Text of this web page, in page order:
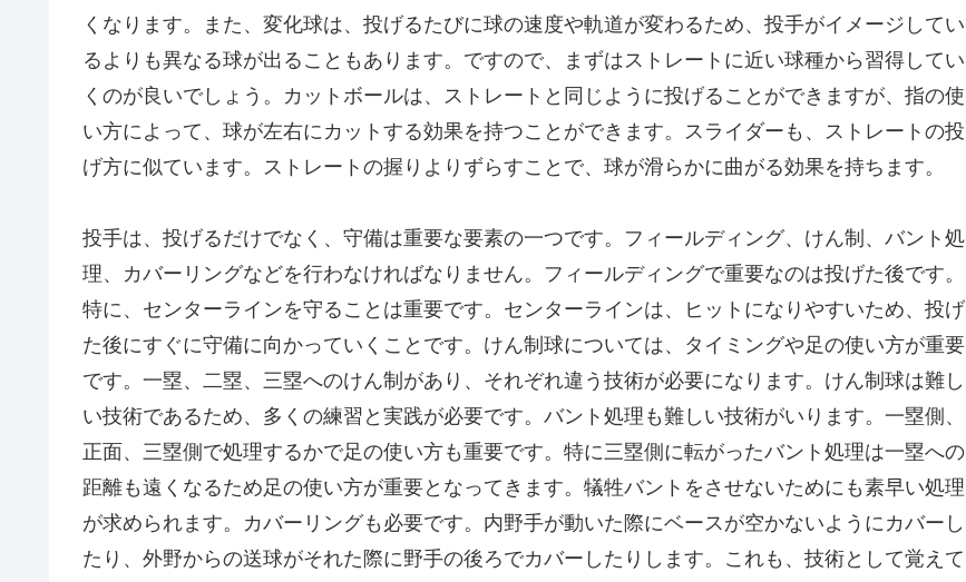
くなります。また、変化球は、投げるたびに球の速度や軌道が変わるため、投手がイメージしてい
るよりも異なる球が出ることもあります。ですので、まずはストレートに近い球種から習得してい
くのが良いでしょう。カットボールは、ストレートと同じように投げることができますが、指の使
い方によって、球が左右にカットする効果を持つことができます。スライダーも、ストレートの投
げ方に似ています。ストレートの握りよりずらすことで、球が滑らかに曲がる効果を持ちます。
投手は、投げるだけでなく、守備は重要な要素の一つです。フィールディング、けん制、バント処
理、カバーリングなどを行わなければなりません。フィールディングで重要なのは投げた後です。
特に、センターラインを守ることは重要です。センターラインは、ヒットになりやすいため、投げ
た後にすぐに守備に向かっていくことです。けん制球については、タイミングや足の使い方が重要
です。一塁、二塁、三塁へのけん制があり、それぞれ違う技術が必要になります。けん制球は難し
い技術であるため、多くの練習と実践が必要です。バント処理も難しい技術がいります。一塁側、
正面、三塁側で処理するかで足の使い方も重要です。特に三塁側に転がったバント処理は一塁への
距離も遠くなるため足の使い方が重要となってきます。犠牲バントをさせないためにも素早い処理
が求められます。カバーリングも必要です。内野手が動いた際にベースが空かないようにカバーし
たり、外野からの送球がそれた際に野手の後ろでカバーしたりします。これも、技術として覚えて